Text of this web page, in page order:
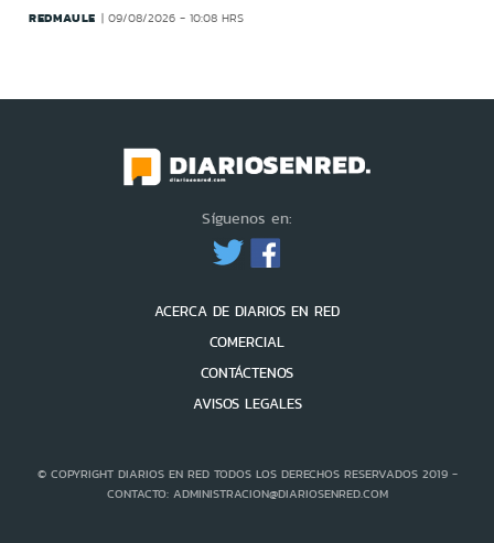
REDMAULE 09/08/2026 - 10:08 HRS
Síguenos en:
ACERCA DE DIARIOS EN RED
COMERCIAL
CONTÁCTENOS
AVISOS LEGALES
© COPYRIGHT DIARIOS EN RED TODOS LOS DERECHOS RESERVADOS 2019 -
CONTACTO: ADMINISTRACION@DIARIOSENRED.COM